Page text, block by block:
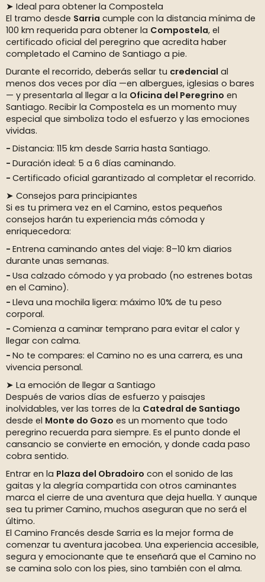
➤ Ideal para obtener la Compostela
El tramo desde Sarria cumple con la distancia mínima de
100 km requerida para obtener la Compostela, el
certificado oficial del peregrino que acredita haber
completado el Camino de Santiago a pie.
Durante el recorrido, deberás sellar tu credencial al
menos dos veces por día —en albergues, iglesias o bares
— y presentarla al llegar a la Oficina del Peregrino en
Santiago. Recibir la Compostela es un momento muy
especial que simboliza todo el esfuerzo y las emociones
vividas.
Distancia: 115 km desde Sarria hasta Santiago.
Duración ideal: 5 a 6 días caminando.
Certificado oficial garantizado al completar el recorrido.
➤ Consejos para principiantes
Si es tu primera vez en el Camino, estos pequeños
consejos harán tu experiencia más cómoda y
enriquecedora:
Entrena caminando antes del viaje: 8–10 km diarios
durante unas semanas.
Usa calzado cómodo y ya probado (no estrenes botas
en el Camino).
Lleva una mochila ligera: máximo 10% de tu peso
corporal.
Comienza a caminar temprano para evitar el calor y
llegar con calma.
No te compares: el Camino no es una carrera, es una
vivencia personal.
➤ La emoción de llegar a Santiago
Después de varios días de esfuerzo y paisajes
inolvidables, ver las torres de la Catedral de Santiago
desde el Monte do Gozo es un momento que todo
peregrino recuerda para siempre. Es el punto donde el
cansancio se convierte en emoción, y donde cada paso
cobra sentido.
Entrar en la Plaza del Obradoiro con el sonido de las
gaitas y la alegría compartida con otros caminantes
marca el cierre de una aventura que deja huella. Y aunque
sea tu primer Camino, muchos aseguran que no será el
último.
El Camino Francés desde Sarria es la mejor forma de
comenzar tu aventura jacobea. Una experiencia accesible,
segura y emocionante que te enseñará que el Camino no
se camina solo con los pies, sino también con el alma.